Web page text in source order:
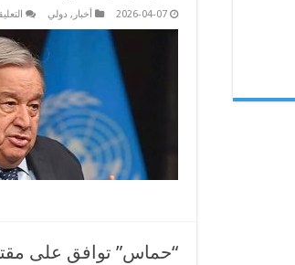
2026-04-07 أخبار , دولي
“حماس” توافق على